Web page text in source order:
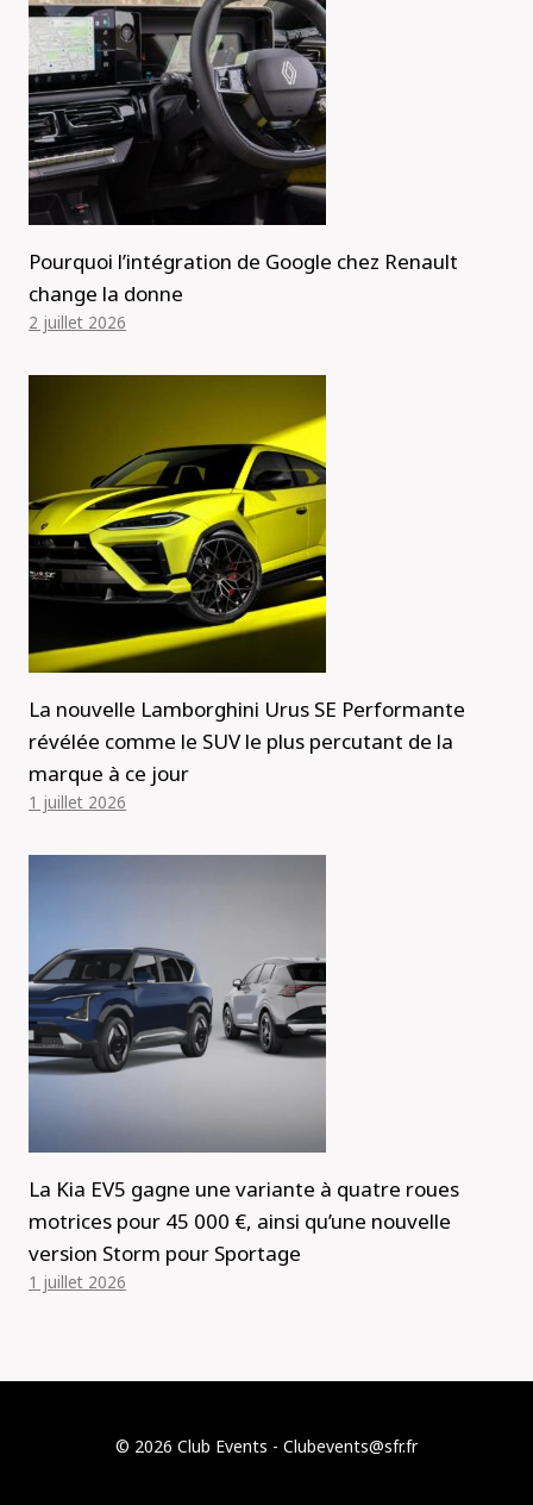
Pourquoi l’intégration de Google chez Renault
change la donne
2 juillet 2026
La nouvelle Lamborghini Urus SE Performante
révélée comme le SUV le plus percutant de la
marque à ce jour
1 juillet 2026
La Kia EV5 gagne une variante à quatre roues
motrices pour 45 000 €, ainsi qu’une nouvelle
version Storm pour Sportage
1 juillet 2026
© 2026 Club Events - Clubevents@sfr.fr